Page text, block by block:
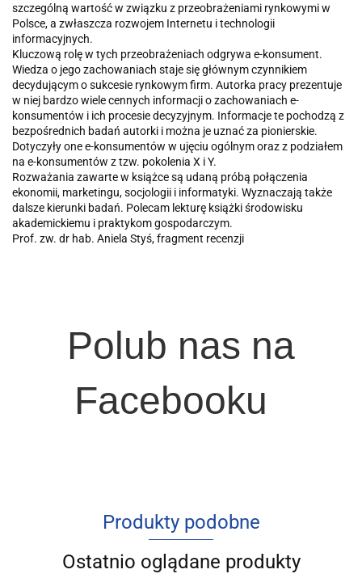
szczególną wartość w związku z przeobrażeniami rynkowymi w
Polsce, a zwłaszcza rozwojem Internetu i technologii
informacyjnych.
Kluczową rolę w tych przeobrażeniach odgrywa e-konsument.
Wiedza o jego zachowaniach staje się głównym czynnikiem
decydującym o sukcesie rynkowym firm. Autorka pracy prezentuje
w niej bardzo wiele cennych informacji o zachowaniach e-
konsumentów i ich procesie decyzyjnym. Informacje te pochodzą z
bezpośrednich badań autorki i można je uznać za pionierskie.
Dotyczyły one e-konsumentów w ujęciu ogólnym oraz z podziałem
na e-konsumentów z tzw. pokolenia X i Y.
Rozważania zawarte w książce są udaną próbą połączenia
ekonomii, marketingu, socjologii i informatyki. Wyznaczają także
dalsze kierunki badań. Polecam lekturę książki środowisku
akademickiemu i praktykom gospodarczym.
Prof. zw. dr hab. Aniela Styś, fragment recenzji
Polub nas na
Facebooku
Produkty podobne
Ostatnio oglądane produkty